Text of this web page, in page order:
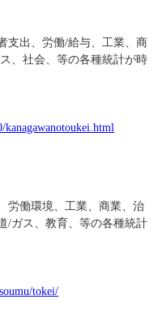
支出、労働/給与、工業、商
、社会、等の各種統計が時
労働環境、工業、商業、治
/ガス、教育、等の各種統計
tokei/